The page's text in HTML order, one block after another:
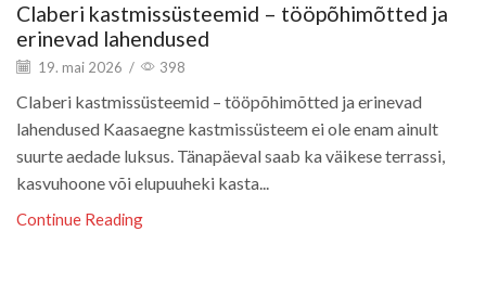
Claberi kastmissüsteemid – tööpõhimõtted ja
erinevad lahendused
19. mai 2026 / 398
Claberi kastmissüsteemid – tööpõhimõtted ja erinevad
lahendused Kaasaegne kastmissüsteem ei ole enam ainult
suurte aedade luksus. Tänapäeval saab ka väikese terrassi,
kasvuhoone või elupuuheki kasta...
Continue Reading